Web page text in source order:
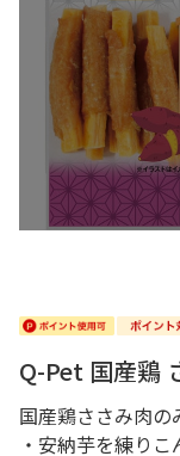
Q-Pet 国産鶏
国産鶏ささみ肉の
・安納芋を練り